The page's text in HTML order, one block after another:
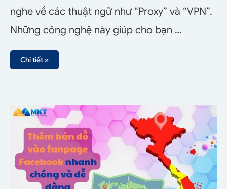
nghe về các thuật ngữ như “Proxy” và “VPN”.
Những công nghệ này giúp cho bạn …
Chi tiết »